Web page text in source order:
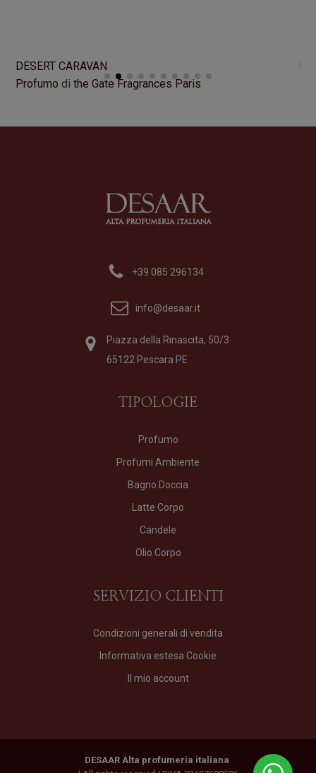
DESERT CARAVAN
Profumo dithe Gate Fragrances Paris
+39 085 296134
info@desaar.it
Piazza della Rinascita, 50/3
65122 Pescara PE
TIPOLOGIE
Profumo
Profumi Ambiente
Bagno Doccia
Latte Corpo
Candele
Olio Corpo
SERVIZIO CLIENTI
Condizioni generali di vendita
Informativa estesa Cookie
Il mio account
DESAAR Alta profumeria italiana